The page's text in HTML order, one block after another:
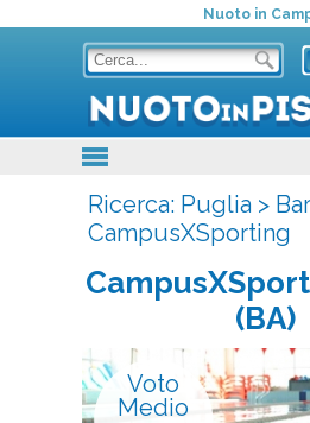
Nuoto in
Ricerca: Puglia>
CampusXSporting
(BA)
Voto
Medio